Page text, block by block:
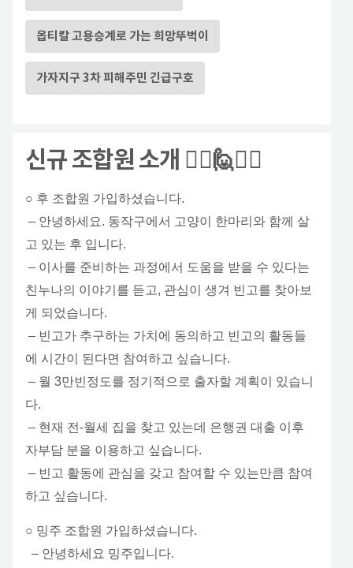
옵티칼 고용승계로 가는 희망뚜벅이
가자지구 3차 피해주민 긴급구호
신규 조합원 소개 🙋‍♂️🙋🙋‍♀️
○ 후 조합원 가입하셨습니다.
– 안녕하세요. 동작구에서 고양이 한마리와 함께 살
고 있는 후 입니다.
– 이사를 준비하는 과정에서 도움을 받을 수 있다는
친누나의 이야기를 듣고, 관심이 생겨 빈고를 찾아보
게 되었습니다.
– 빈고가 추구하는 가치에 동의하고 빈고의 활동들
에 시간이 된다면 참여하고 싶습니다.
– 월 3만빈정도를 정기적으로 출자할 계획이 있습니
다.
– 현재 전-월세 집을 찾고 있는데 은행권 대출 이후
자부담 분을 이용하고 싶습니다.
– 빈고 활동에 관심을 갖고 참여할 수 있는만큼 참여
하고 싶습니다.
○ 밍주 조합원 가입하셨습니다.
– 안녕하세요 밍주입니다.